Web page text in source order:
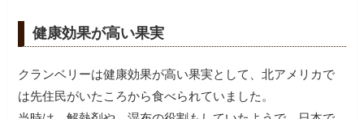
健康効果が高い果実
クランベリーは健康効果が高い果実として、北アメリカで
は先住民がいたころから食べられていました。